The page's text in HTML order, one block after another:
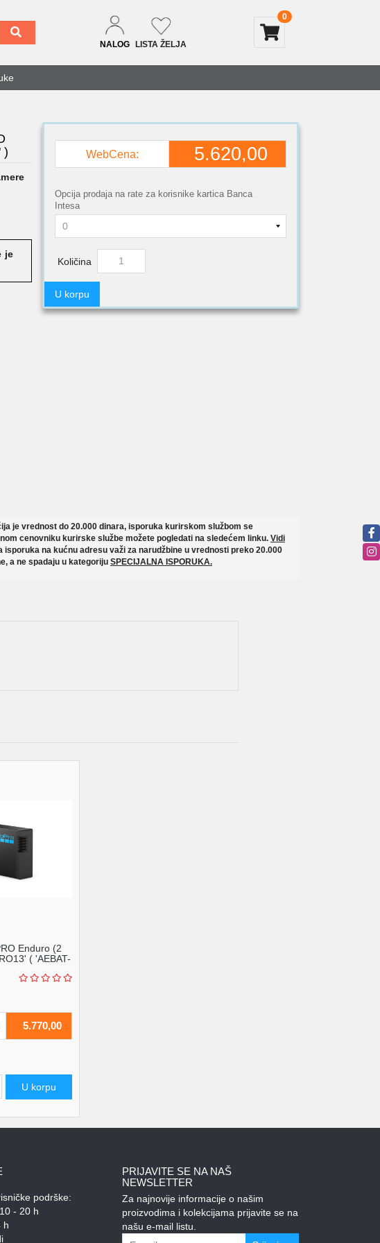
NALOG LISTA ŽELJA
0
)
je
WebCena: 5.620,00
Opcija prodaja na rate za korisnike kartica Banca
Intesa
Količina
U korpu
je vrednost do 20.000 dinara, isporuka kurirskom službom se
cenovniku kurirske službe možete pogledati na sledećem linku. Vidi
isporuka na kućnu adresu važi za narudžbine u vrednosti preko 20.000
a ne spadaju u kategoriju SPECIJALNA ISPORUKA.
Enduro (2
( 'AEBAT-
5.770,00
U korpu
podrške:
- 20 h
h
PRIJAVITE SE NA NAŠ
NEWSLETTER
Za najnovije informacije o našim
proizvodima i kolekcijama prijavite se na
našu e-mail listu.